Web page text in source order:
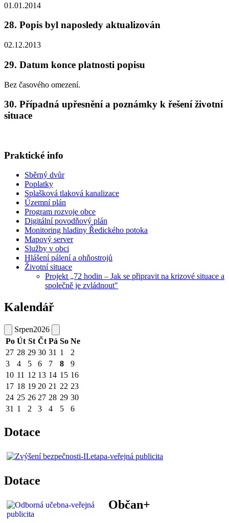
01.01.2014
28. Popis byl naposledy aktualizován
02.12.2013
29. Datum konce platnosti popisu
Bez časového omezení.
30. Případná upřesnění a poznámky k řešení životní
situace
Praktické info
Sběrný dvůr
Poplatky
Splašková tlaková kanalizace
Územní plán
Program rozvoje obce
Digitální povodňový plán
Monitoring hladiny Ředického potoka
Mapový server
Služby v obci
Hlášení pálení a ohňostrojů
Životní situace
Projekt „72 hodin – Jak se připravit na krizové situace a
společně je zvládnout"
Kalendář
Srpen2026
Po Út St Čt Pá So Ne
27 28 29 30 31 1
2
3
4 5 6 7 8
9
10 11 12 13 14 15 16
17 18 19 20 21 22 23
24 25 26 27 28 29 30
31 1 2 3 4 5 6
Dotace
Dotace
Občan+